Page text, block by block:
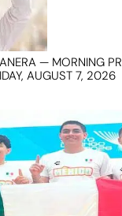
— MORNING
AUGUST 7, 2026